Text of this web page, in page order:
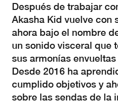
Después de trabajar
Akasha Kid vuelve con
ahora bajo el nombre
un sonido visceral que
sus armonías
Desde 2016 ha
cumplido objetivos y
sobre las sendas de la